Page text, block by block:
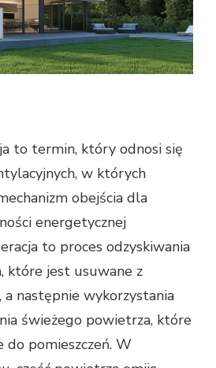
to termin, który odnosi się
w których
obejścia dla
energetycznej
to proces odzyskiwania
które jest usuwane z
następnie wykorzystania
świeżego powietrza, które
pomieszczeń. W